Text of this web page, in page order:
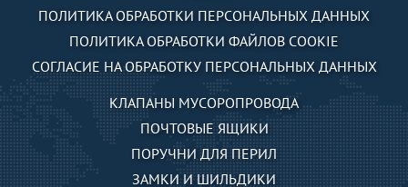
ПОЛИТИКА ОБРАБОТКИ ПЕРСОНАЛЬНЫХ ДАННЫХ
ПОЛИТИКА ОБРАБОТКИ ФАЙЛОВ COOKIE
СОГЛАСИЕ НА ОБРАБОТКУ ПЕРСОНАЛЬНЫХ ДАННЫХ
КЛАПАНЫ МУСОРОПРОВОДА
ПОЧТОВЫЕ ЯЩИКИ
ПОРУЧНИ ДЛЯ ПЕРИЛ
ЗАМКИ И ШИЛЬДИКИ